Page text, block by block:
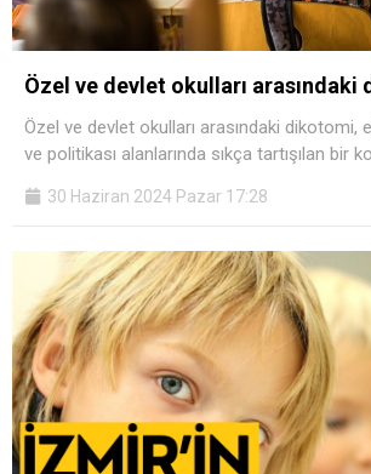
Özel ve devlet okulları arasındaki
Özel ve devlet okulları arasındaki dikotomi,
ve politikası alanlarında sıkça tartışılan bir
30 Haziran 2024 Pazar 17:28